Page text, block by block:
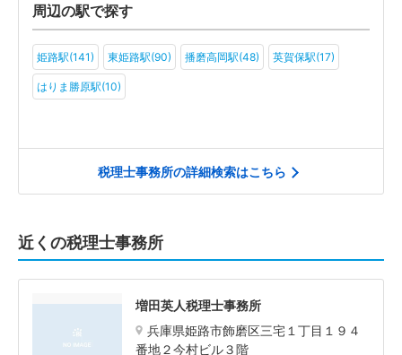
周辺の駅で探す
姫路駅(141) 東姫路駅(90) 播磨高岡駅(48) 英賀保駅(17)
はりま勝原駅(10)
税理士事務所の詳細検索はこちら
近くの税理士事務所
増田英人税理士事務所
兵庫県姫路市飾磨区三宅１丁目１９４
番地２今村ビル３階